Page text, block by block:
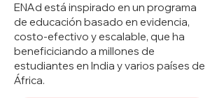
ENAd está inspirado en un programa
de educación basado en evidencia,
costo-efectivo y escalable, que ha
beneficiciando a millones de
estudiantes en India y varios países de
África.